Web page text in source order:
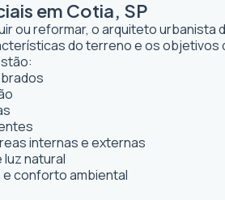
em Cotia, SP
ou reformar, o arquiteto
do terreno e os objetivos
internas e externas
natural
conforto ambiental